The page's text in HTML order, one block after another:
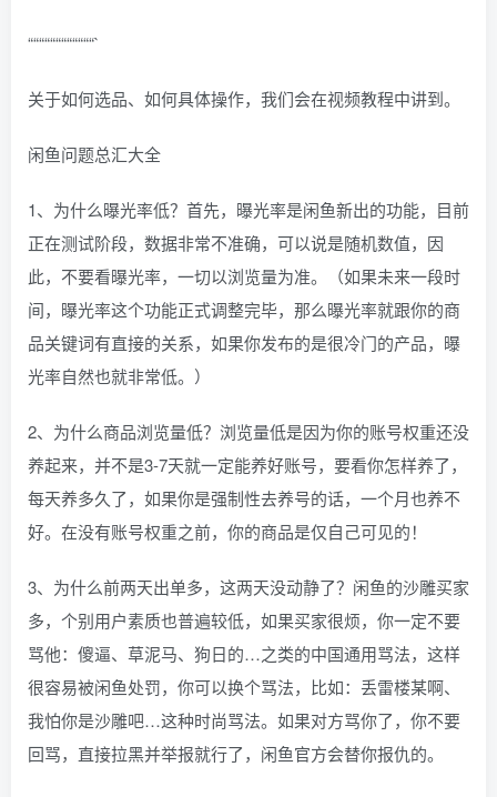
““““““““““““`
关于如何选品、如何具体操作，我们会在视频教程中讲到。
闲鱼问题总汇大全
1、为什么曝光率低？首先，曝光率是闲鱼新出的功能，目前
正在测试阶段，数据非常不准确，可以说是随机数值，因
此，不要看曝光率，一切以浏览量为准。（如果未来一段时
间，曝光率这个功能正式调整完毕，那么曝光率就跟你的商
品关键词有直接的关系，如果你发布的是很冷门的产品，曝
光率自然也就非常低。）
2、为什么商品浏览量低？浏览量低是因为你的账号权重还没
养起来，并不是3-7天就一定能养好账号，要看你怎样养了，
每天养多久了，如果你是强制性去养号的话，一个月也养不
好。在没有账号权重之前，你的商品是仅自己可见的！
3、为什么前两天出单多，这两天没动静了？闲鱼的沙雕买家
多，个别用户素质也普遍较低，如果买家很烦，你一定不要
骂他：傻逼、草泥马、狗日的…之类的中国通用骂法，这样
很容易被闲鱼处罚，你可以换个骂法，比如：丢雷楼某啊、
我怕你是沙雕吧…这种时尚骂法。如果对方骂你了，你不要
回骂，直接拉黑并举报就行了，闲鱼官方会替你报仇的。